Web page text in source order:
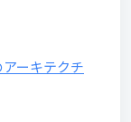
ーキテクチ